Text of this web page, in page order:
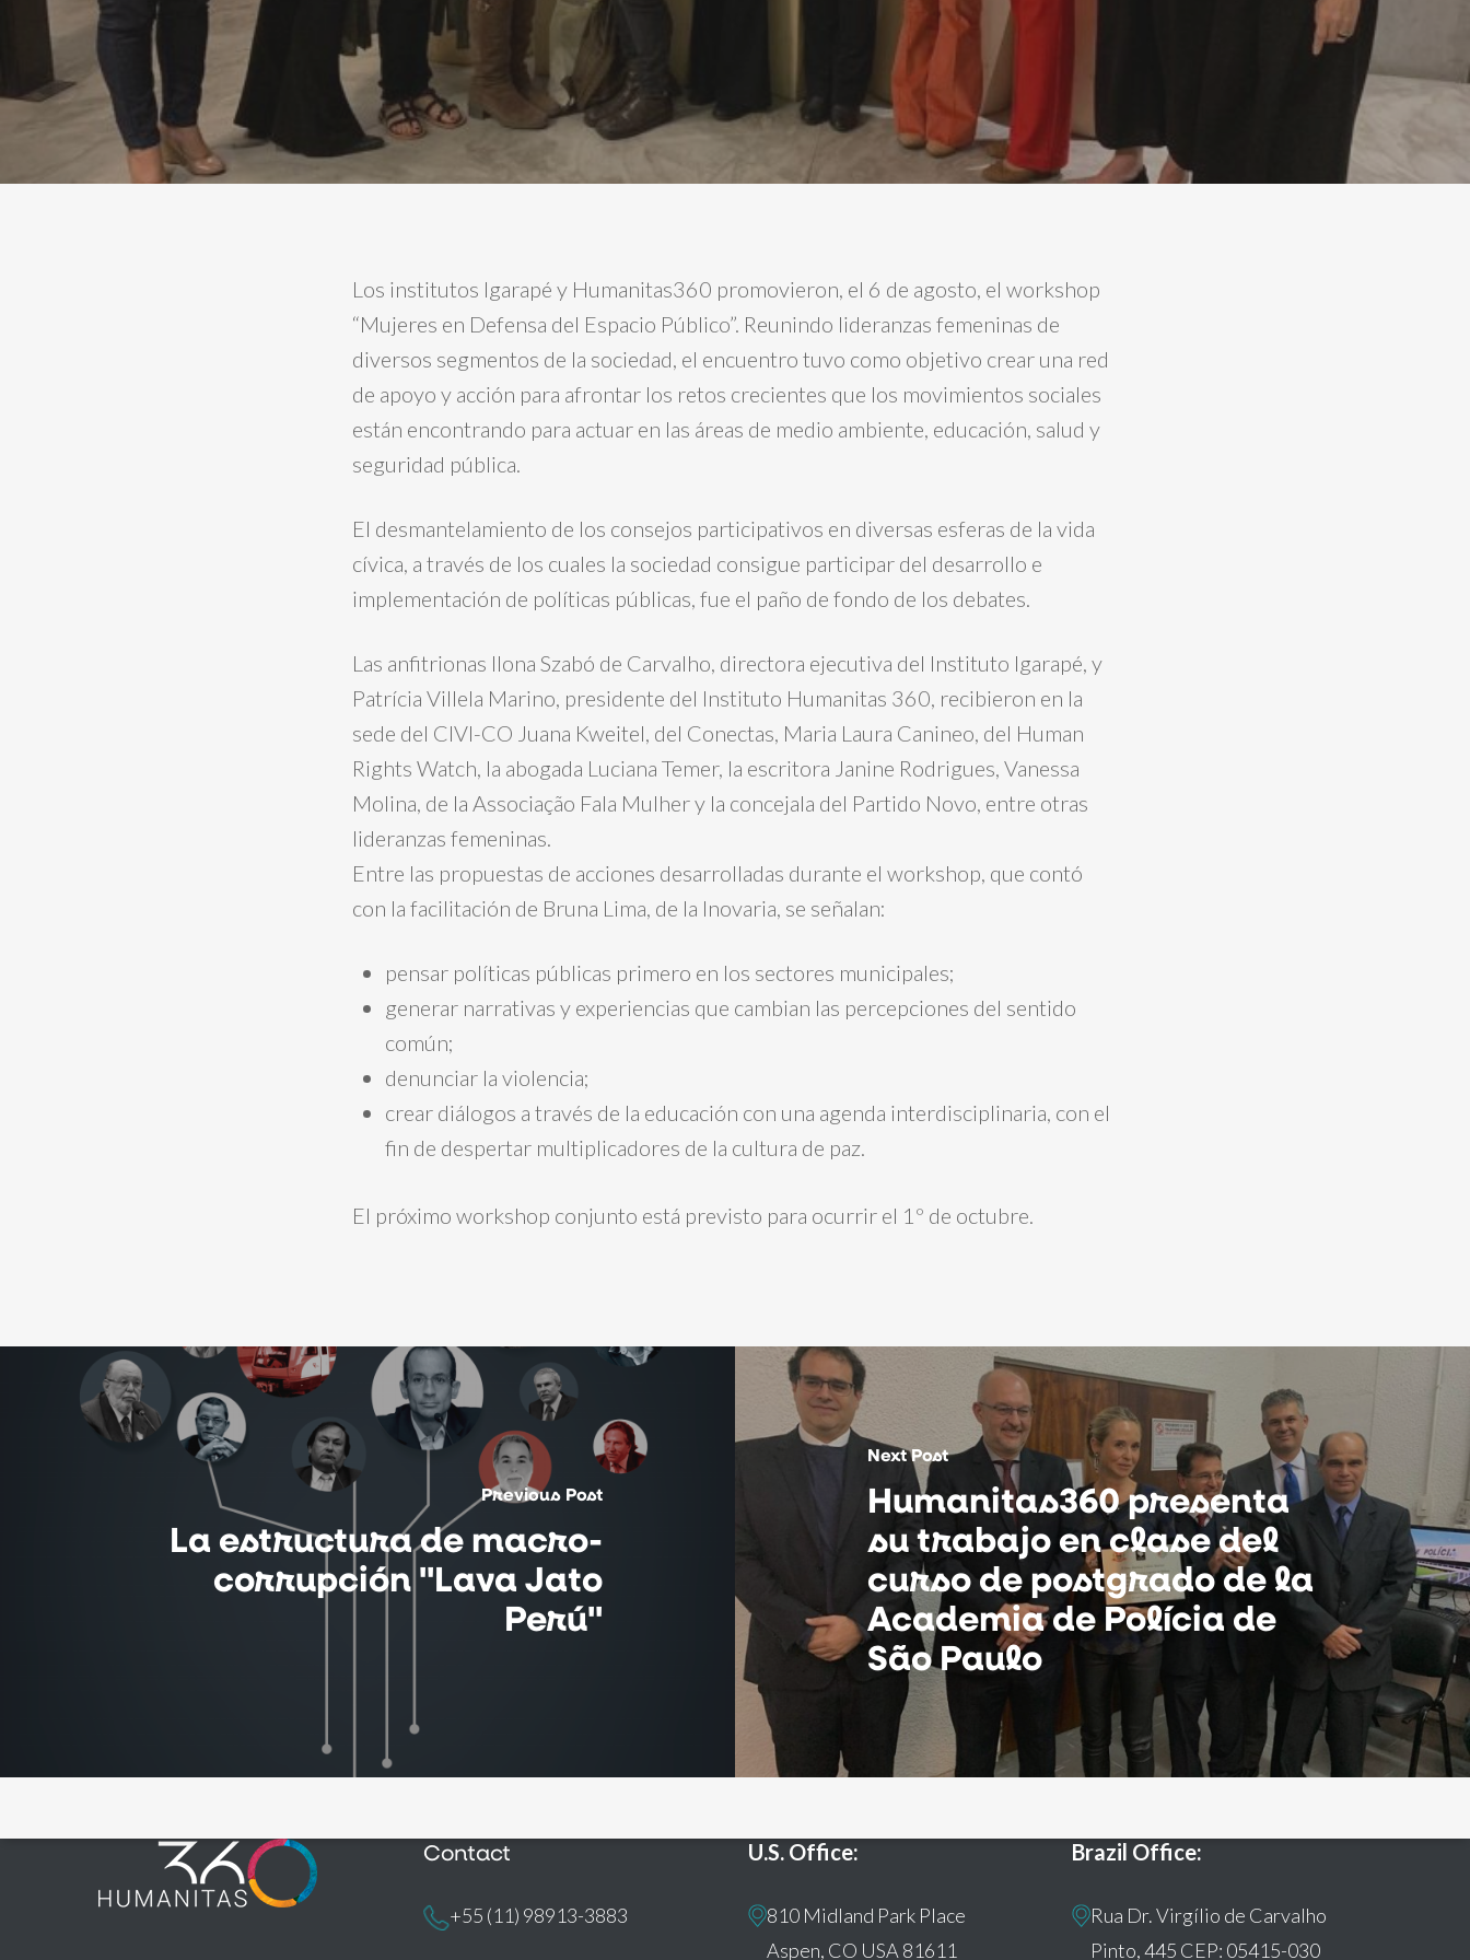
Los institutos Igarapé y Humanitas360 promovieron, el 6 de agosto, el workshop
“Mujeres en Defensa del Espacio Público”. Reunindo lideranzas femeninas de
diversos segmentos de la sociedad, el encuentro tuvo como objetivo crear una red
de apoyo y acción para afrontar los retos crecientes que los movimientos sociales
están encontrando para actuar en las áreas de medio ambiente, educación, salud y
seguridad pública.
El desmantelamiento de los consejos participativos en diversas esferas de la vida
cívica, a través de los cuales la sociedad consigue participar del desarrollo e
implementación de políticas públicas, fue el paño de fondo de los debates.
Las anfitrionas Ilona Szabó de Carvalho, directora ejecutiva del Instituto Igarapé, y
Patrícia Villela Marino, presidente del Instituto Humanitas 360, recibieron en la
sede del CIVI-CO Juana Kweitel, del Conectas, Maria Laura Canineo, del Human
Rights Watch, la abogada Luciana Temer, la escritora Janine Rodrigues, Vanessa
Molina, de la Associação Fala Mulher y la concejala del Partido Novo, entre otras
lideranzas femeninas.
Entre las propuestas de acciones desarrolladas durante el workshop, que contó
con la facilitación de Bruna Lima, de la Inovaria, se señalan:
pensar políticas públicas primero en los sectores municipales;
generar narrativas y experiencias que cambian las percepciones del sentido
común;
denunciar la violencia;
crear diálogos a través de la educación con una agenda interdisciplinaria, con el
fin de despertar multiplicadores de la cultura de paz.
El próximo workshop conjunto está previsto para ocurrir el 1º de octubre.
Previous Post
La estructura de macro-
corrupción "Lava Jato
Perú"
Next Post
Humanitas360 presenta
su trabajo en clase del
curso de postgrado de la
Academia de Polícia de
São Paulo
Contact
+55 (11) 98913-3883
U.S. Office:
810 Midland Park Place
Aspen, CO USA 81611
Brazil Office:
Rua Dr. Virgílio de Carvalho
Pinto, 445 CEP: 05415-030